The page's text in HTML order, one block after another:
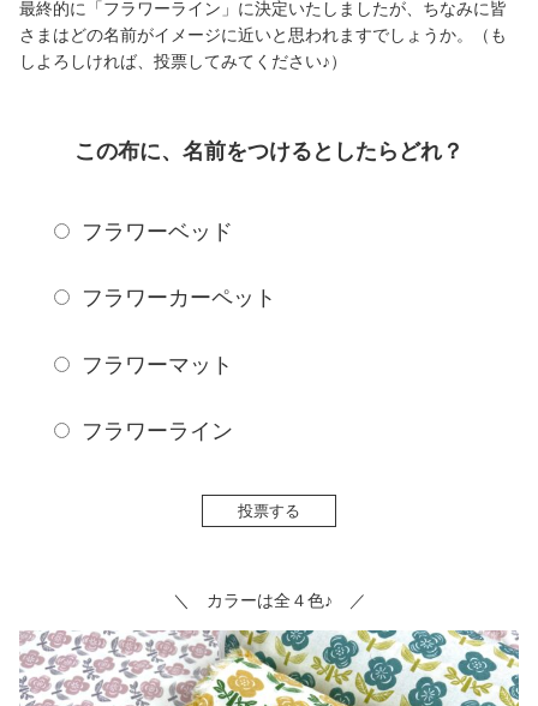
最終的に「フラワーライン」に決定いたしましたが、ちなみに皆
さまはどの名前がイメージに近いと思われますでしょうか。（も
しよろしければ、投票してみてください♪）
この布に、名前をつけるとしたらどれ？
フラワーベッド
フラワーカーペット
フラワーマット
フラワーライン
＼ カラーは全４色♪ ／